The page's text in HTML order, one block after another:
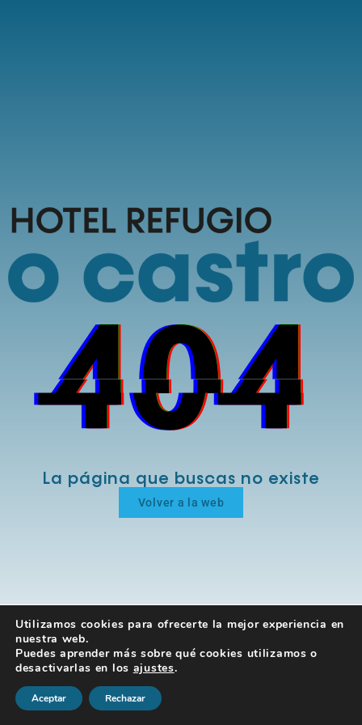
La página que buscas no existe
Volver a la web
Utilizamos cookies para ofrecerte la mejor experiencia en
nuestra web.
Puedes aprender más sobre qué cookies utilizamos o
desactivarlas en los ajustes.
Aceptar Rechazar